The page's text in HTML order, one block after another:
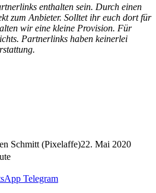
enthalten sein. Durch einen
zum Anbieter. Solltet ihr euch dort für
wir eine kleine Provision. Für
Partnerlinks haben keinerlei
Schmitt (Pixelaffe)22. Mai 2020
Telegram